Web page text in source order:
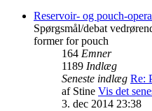
Reservoir- og pouch-
Spørgsmål/debat
former for pouch
164 Emner
1189 Indlæg
Seneste indlæg Re:
af Stine Vis det
3. dec 2014 23:38